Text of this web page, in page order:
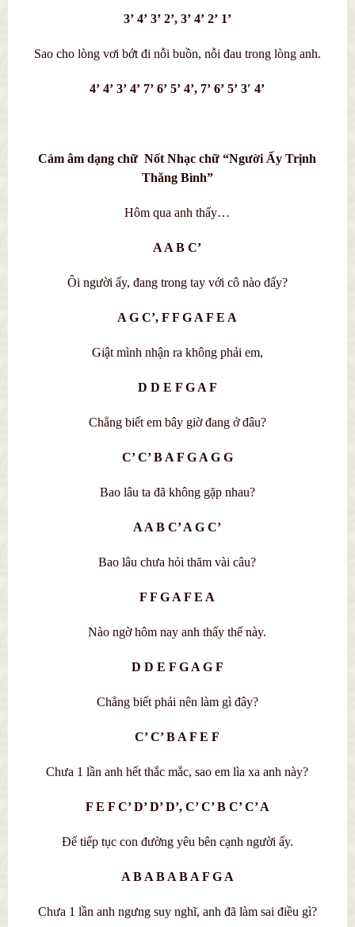
3’ 4’ 3’ 2’, 3’ 4’ 2’ 1’
Sao cho lòng vơi bớt đi nỗi buồn, nỗi đau trong lòng anh.
4’ 4’ 3’ 4’ 7’ 6’ 5’ 4’, 7’ 6’ 5’ 3′ 4’
Cảm âm dạng chữ Nốt Nhạc chữ “Người Ấy Trịnh
Thăng Bình”
Hôm qua anh thấy…
A A B C’
Ôi người ấy, đang trong tay với cô nào đấy?
A G C’, F F G A F E A
Giật mình nhận ra không phải em,
D D E F G A F
Chẳng biết em bây giờ đang ở đâu?
C’ C’ B A F G A G G
Bao lâu ta đã không gặp nhau?
A A B C’ A G C’
Bao lâu chưa hỏi thăm vài câu?
F F G A F E A
Nào ngờ hôm nay anh thấy thế này.
D D E F G A G F
Chẳng biết phải nên làm gì đây?
C’ C’ B A F E F
Chưa 1 lần anh hết thắc mắc, sao em lìa xa anh này?
F E F C’ D’ D’ D’, C’ C’ B C’ C’ A
Để tiếp tục con đường yêu bên cạnh người ấy.
A B A B A B A F G A
Chưa 1 lần anh ngưng suy nghĩ, anh đã làm sai điều gì?